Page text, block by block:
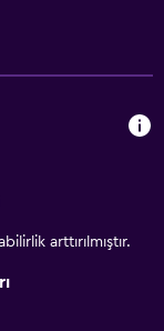
arttırılmıştır.